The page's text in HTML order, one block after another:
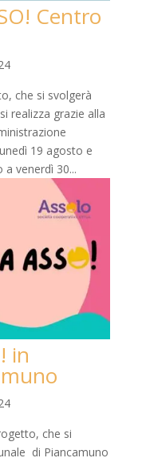
Centro
che si svolgerà
realizza grazie alla
19 agosto e
venerdì 30...
in
che si
di Piancamuno